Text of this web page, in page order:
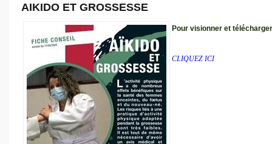
AIKIDO ET GROSSESSE
Pour visionner et
CLIQUEZ ICI